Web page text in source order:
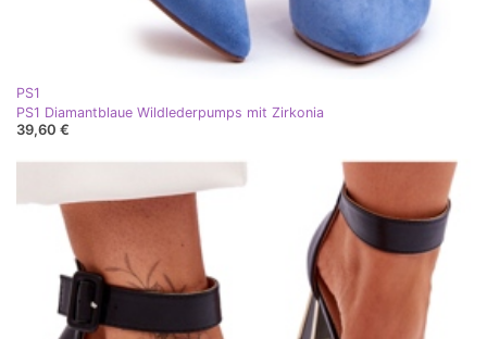
PS1
PS1 Diamantblaue Wildlederpumps mit Zirkonia
39,60 €